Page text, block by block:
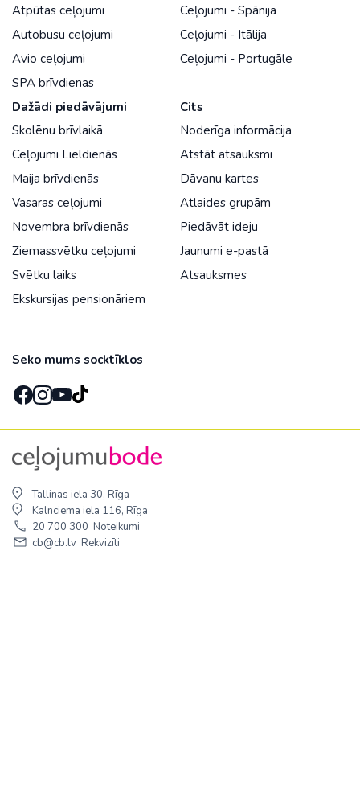
Atpūtas ceļojumi
Autobusu ceļojumi
Avio ceļojumi
SPA brīvdienas
Ceļojumi - Spānija
Ceļojumi - Itālija
Ceļojumi - Portugāle
Dažādi piedāvājumi
Skolēnu brīvlaikā
Ceļojumi Lieldienās
Maija brīvdienās
Vasaras ceļojumi
Novembra brīvdienās
Ziemassvētku ceļojumi
Svētku laiks
Ekskursijas pensionāriem
Cits
Noderīga informācija
Atstāt atsauksmi
Dāvanu kartes
Atlaides grupām
Piedāvāt ideju
Jaunumi e-pastā
Atsauksmes
Seko mums socktīklos
Tallinas iela 30, Rīga
Kalnciema iela 116, Rīga
20 700 300 Noteikumi
cb@cb.lv Rekvizīti